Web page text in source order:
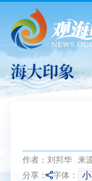
海大印象
作者：刘邦华 来
分享： 字体： 小